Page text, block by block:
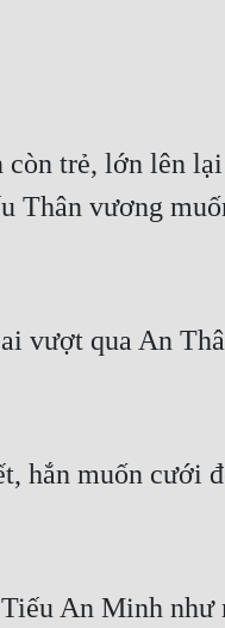
trẻ, lớn lên lại
Thân vương
vượt qua An
hắn muốn cưới
An Minh như